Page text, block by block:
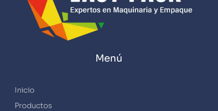
Menú
Inicio
Productos